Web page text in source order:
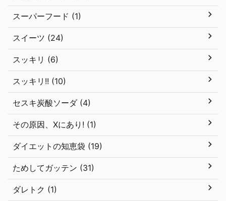
スーパーフード (1)
スイーツ (24)
スッキリ (6)
スッキリ!! (10)
セスキ炭酸ソーダ (4)
その原因、Xにあり! (1)
ダイエットの知恵袋 (19)
ためしてガッテン (31)
ダレトク (1)